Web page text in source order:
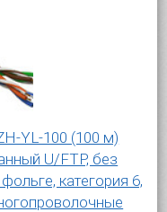
YL-100 (100 м)
U/FTP, без
категория 6,